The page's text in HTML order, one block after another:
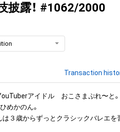
披露！ #1062/2000
Transaction
アイドル　おこさまぷれ〜と。
めかのん。
３歳からずっとクラシックバレエを